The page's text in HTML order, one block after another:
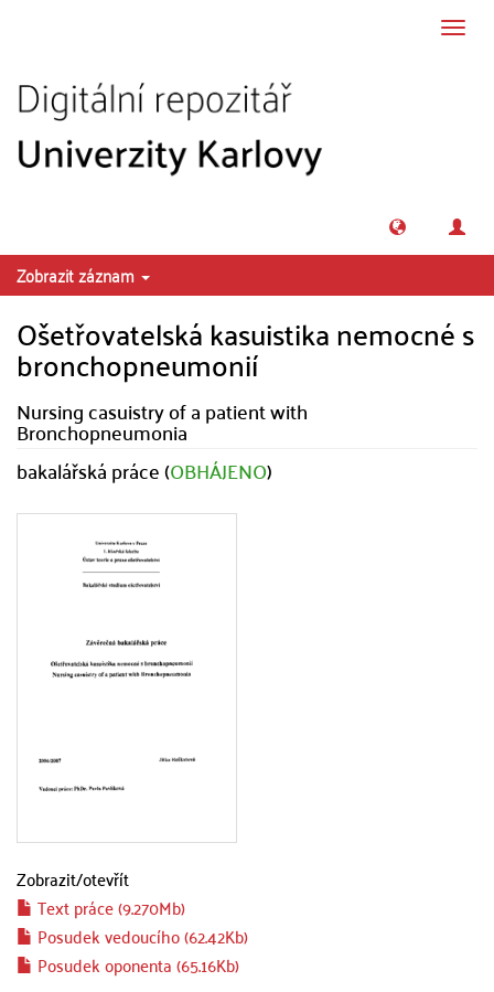
Zobrazit záznam
Ošetřovatelská kasuistika nemocné s
bronchopneumonií
Nursing casuistry of a patient with
Bronchopneumonia
bakalářská práce (OBHÁJENO)
Zobrazit/otevřít
Text práce (9.270Mb)
Posudek vedoucího (62.42Kb)
Posudek oponenta (65.16Kb)